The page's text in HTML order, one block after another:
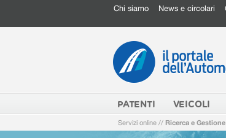
Chi siamo News e circolari
PATENTI VEICOLI
Servizi online // Ricerca e